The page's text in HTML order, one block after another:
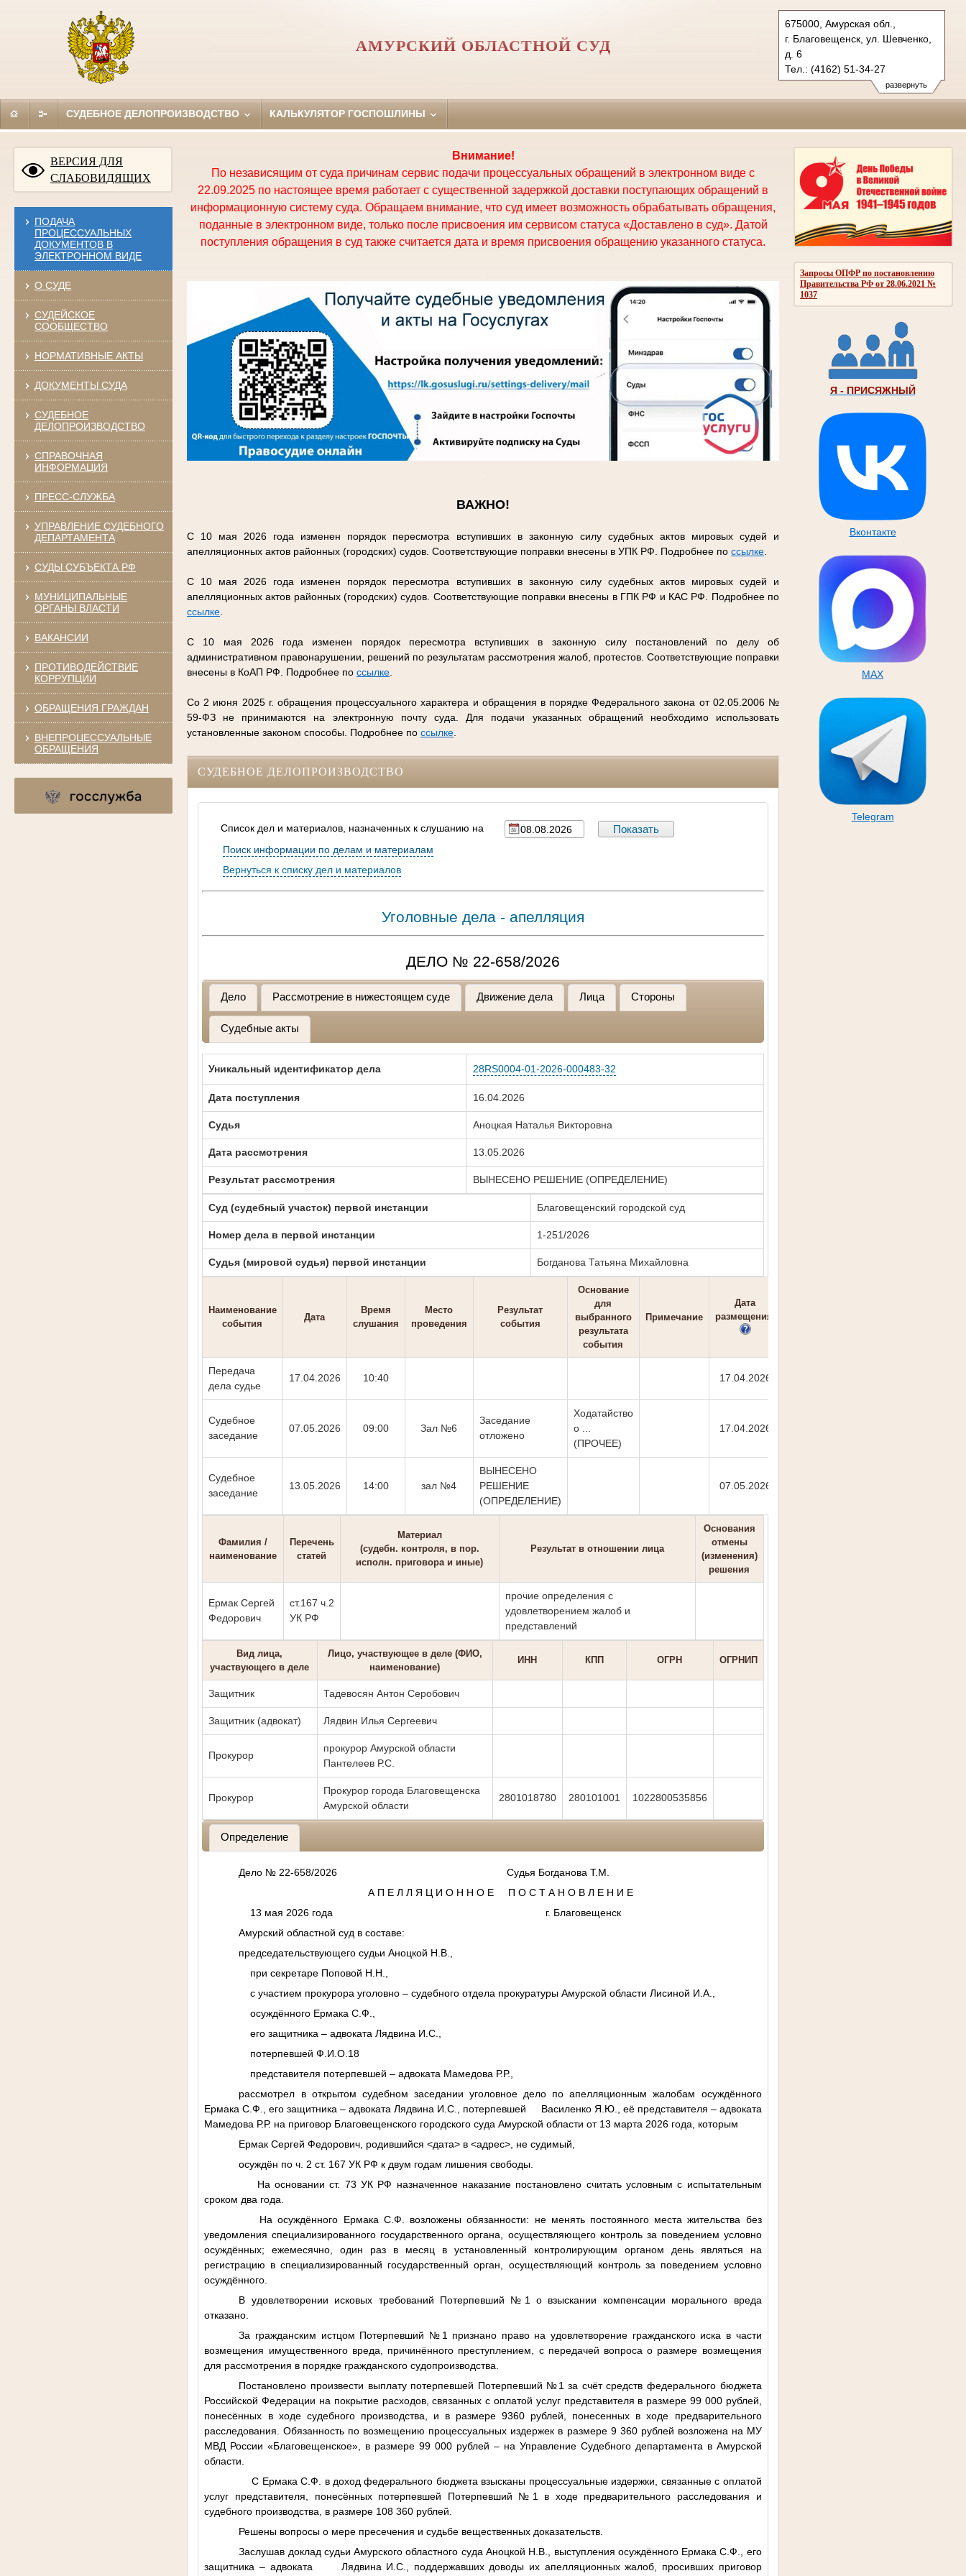
развернуть
675000, Амурская обл.,
г. Благовещенск, ул. Шевченко,
д. 6
Тел.: (4162) 51-34-27
oblsud.amr@sudrf.ru
АМУРСКИЙ ОБЛАСТНОЙ СУД
СУДЕБНОЕ ДЕЛОПРОИЗВОДСТВО КАЛЬКУЛЯТОР ГОСПОШЛИНЫ
ВЕРСИЯ ДЛЯ
СЛАБОВИДЯЩИХ
ПОДАЧА
ПРОЦЕССУАЛЬНЫХ
ДОКУМЕНТОВ В
ЭЛЕКТРОННОМ ВИДЕ
О СУДЕ
СУДЕЙСКОЕ
СООБЩЕСТВО
НОРМАТИВНЫЕ АКТЫ
ДОКУМЕНТЫ СУДА
СУДЕБНОЕ
ДЕЛОПРОИЗВОДСТВО
СПРАВОЧНАЯ
ИНФОРМАЦИЯ
ПРЕСС-СЛУЖБА
УПРАВЛЕНИЕ СУДЕБНОГО
ДЕПАРТАМЕНТА
СУДЫ СУБЪЕКТА РФ
МУНИЦИПАЛЬНЫЕ
ОРГАНЫ ВЛАСТИ
ВАКАНСИИ
ПРОТИВОДЕЙСТВИЕ
КОРРУПЦИИ
ОБРАЩЕНИЯ ГРАЖДАН
ВНЕПРОЦЕССУАЛЬНЫЕ
ОБРАЩЕНИЯ
Запросы ОПФР по постановлению
Правительства РФ от 28.06.2021 №
1037
Я - ПРИСЯЖНЫЙ
Вконтакте
MAX
Telegram
Внимание!
По независящим от суда причинам сервис подачи процессуальных обращений в электронном виде с
22.09.2025 по настоящее время работает с существенной задержкой доставки поступающих обращений в
информационную систему суда. Обращаем внимание, что суд имеет возможность обрабатывать обращения,
поданные в электронном виде, только после присвоения им сервисом статуса «Доставлено в суд». Датой
поступления обращения в суд также считается дата и время присвоения обращению указанного статуса.
ВАЖНО!
С 10 мая 2026 года изменен порядок пересмотра вступивших в законную силу судебных актов мировых судей и
апелляционных актов районных (городских) судов. Соответствующие поправки внесены в УПК РФ. Подробнее по ссылке.
С 10 мая 2026 года изменен порядок пересмотра вступивших в законную силу судебных актов мировых судей и
апелляционных актов районных (городских) судов. Соответствующие поправки внесены в ГПК РФ и КАС РФ. Подробнее по
ссылке.
С 10 мая 2026 года изменен порядок пересмотра вступивших в законную силу постановлений по делу об
административном правонарушении, решений по результатам рассмотрения жалоб, протестов. Соответствующие поправки
внесены в КоАП РФ. Подробнее по ссылке.
Со 2 июня 2025 г. обращения процессуального характера и обращения в порядке Федерального закона от 02.05.2006 №
59-ФЗ не принимаются на электронную почту суда. Для подачи указанных обращений необходимо использовать
установленные законом способы. Подробнее по ссылке.
СУДЕБНОЕ ДЕЛОПРОИЗВОДСТВО
Список дел и материалов, назначенных к слушанию на
Поиск информации по делам и материалам
Вернуться к списку дел и материалов
Уголовные дела - апелляция
ДЕЛО № 22-658/2026
Дело Рассмотрение в нижестоящем суде Движение дела Лица Стороны
Судебные акты
Уникальный идентификатор дела 28RS0004-01-2026-000483-32
Дата поступления 16.04.2026
Судья Аноцкая Наталья Викторовна
Дата рассмотрения 13.05.2026
Результат рассмотрения ВЫНЕСЕНО РЕШЕНИЕ (ОПРЕДЕЛЕНИЕ)
Суд (судебный участок) первой инстанции Благовещенский городской суд
Номер дела в первой инстанции 1-251/2026
Судья (мировой судья) первой инстанции Богданова Татьяна Михайловна
Наименование
события
Дата
Время
слушания
Место
проведения
Результат
события
Основание
для
выбранного
результата
события
Примечание
Дата
размещения
Передача
дела судье
17.04.2026 10:40 17.04.2026
Судебное
заседание
07.05.2026 09:00 Зал №6
Заседание
отложено
Ходатайство
о ...
(ПРОЧЕЕ)
17.04.2026
Судебное
заседание
13.05.2026 14:00 зал №4
ВЫНЕСЕНО
РЕШЕНИЕ
(ОПРЕДЕЛЕНИЕ)
07.05.2026
Фамилия /
наименование
Перечень
статей
Материал
(судебн. контроля, в пор.
исполн. приговора и иные)
Результат в отношении лица
Основания
отмены
(изменения)
решения
Ермак Сергей
Федорович
ст.167 ч.2
УК РФ
прочие определения с
удовлетворением жалоб и
представлений
Вид лица,
участвующего в деле
Лицо, участвующее в деле (ФИО,
наименование)
ИНН КПП ОГРН ОГРНИП
Защитник Тадевосян Антон Серобович
Защитник (адвокат) Лядвин Илья Сергеевич
Прокурор
прокурор Амурской области
Пантелеев Р.С.
Прокурор
Прокурор города Благовещенска
Амурской области
2801018780 280101001 1022800535856
Определение
Дело № 22-658/2026 Судья Богданова Т.М.
А П Е Л Л Я Ц И О Н Н О Е П О С Т А Н О В Л Е Н И Е
13 мая 2026 года г. Благовещенск
Амурский областной суд в составе:
председательствующего судьи Аноцкой Н.В.,
при секретаре Поповой Н.Н.,
с участием прокурора уголовно – судебного отдела прокуратуры Амурской области Лисиной И.А.,
осуждённого Ермака С.Ф.,
его защитника – адвоката Лядвина И.С.,
потерпевшейФ.И.О.18
представителя потерпевшей – адвоката Мамедова Р.Р.,
рассмотрел в открытом судебном заседании уголовное дело по апелляционным жалобам осуждённого
Ермака С.Ф., его защитника – адвоката Лядвина И.С., потерпевшей Василенко Я.Ю., её представителя – адвоката
Мамедова Р.Р. на приговор Благовещенского городского суда Амурской области от 13 марта 2026 года, которым
Ермак Сергей Федорович, родившийся<дата> в<адрес> , не судимый,
осуждён по ч. 2 ст. 167 УК РФ к двум годам лишения свободы.
На основании ст. 73 УК РФ назначенное наказание постановлено считать условным с испытательным
сроком два года.
На осуждённого Ермака С.Ф. возложены обязанности: не менять постоянного места жительства без
уведомления специализированного государственного органа, осуществляющего контроль за поведением условно
осуждённых; ежемесячно, один раз в месяц в установленный контролирующим органом день являться на
регистрацию в специализированный государственный орган, осуществляющий контроль за поведением условно
осуждённого.
В удовлетворении исковых требований Потерпевший №1
о взыскании компенсации морального вреда
отказано.
За гражданским истцом Потерпевший №1
признано право на удовлетворение гражданского иска в части
возмещения имущественного вреда, причинённого преступлением, с передачей вопроса о размере возмещения
для рассмотрения в порядке гражданского судопроизводства.
Постановлено произвести выплату потерпевшей Потерпевший №1 за счёт средств федерального бюджета
Российской Федерации на покрытие расходов, связанных с оплатой услуг представителя в размере 99 000 рублей,
понесённых в ходе судебного производства, и в размере 9360 рублей, понесенных в ходе предварительного
расследования. Обязанность по возмещению процессуальных издержек в размере 9 360 рублей возложена на МУ
МВД России «Благовещенское», в размере 99 000 рублей – на Управление Судебного департамента в Амурской
области.
С Ермака С.Ф. в доход федерального бюджета взысканы процессуальные издержки, связанные с оплатой
услуг представителя, понесённых потерпевшей Потерпевший №1
в ходе предварительного расследования и
судебного производства, в размере 108 360 рублей.
Решены вопросы о мере пресечения и судьбе вещественных доказательств.
Заслушав доклад судьи Амурского областного суда Аноцкой Н.В., выступления осуждённого Ермака С.Ф., его
защитника – адвоката Лядвина И.С., поддержавших доводы их апелляционных жалоб, просивших приговор